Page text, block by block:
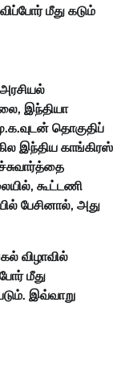
மீது கடும்
இந்தியா
தொகுதிப்
இந்திய காங்கிரஸ்
கூட்டணி
பேசினால், அது
விழாவில்
மீது
இவ்வாறு